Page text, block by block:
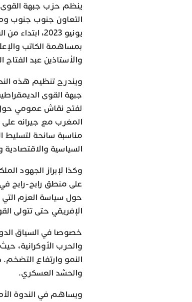
ينظم حزب جبهة القوى
بمساهمة الكاتب
والأستاذين عبد
ويندرج تنظيم هذه
جبهة القوى
لفتح نقاش عمومي حول
المغرب مع جيرانه
مناسبة سانحة لتسليط
السياسية والاقتصادية
وكذا لإبراز الجهود
على منطق رابح-رابح
حول سياسة العزم
الإفريقي حتى تتولى
خصوصا في السياق
والحرب الأوكرانية،
النمو وارتفاع
والحشد العسكري.
ويساهم في الندوة